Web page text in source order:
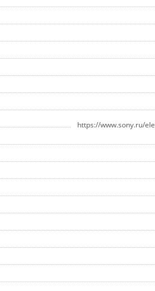
https://www.sony.ru/